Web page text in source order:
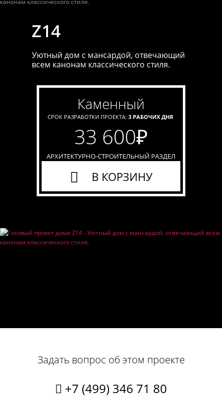
Z14
Уютный дом с мансардой, отвечающий
всем канонам классического стиля.
каменный
СРОК РАЗРАБОТКИ ПРОЕКТА: 3 РАБОЧИХ ДНЯ
33 600₽
АРХИТЕКТУРНО-СТРОИТЕЛЬНЫЙ РАЗДЕЛ
В КОРЗИНУ
Задать вопрос об этом проекте
+7 (499) 346 71 80